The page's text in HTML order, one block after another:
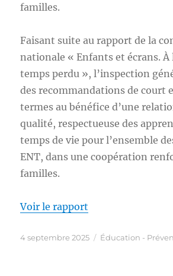
familles.
Faisant suite au rapport de la
nationale « Enfants et écrans. À
temps perdu », l’inspection
des recommandations de court
termes au bénéfice d’une
qualité, respectueuse des
temps de vie pour l’ensemble
ENT, dans une coopération
familles.
Voir le rapport
Publié
4 septembre 2025 Catégories
Éducation -